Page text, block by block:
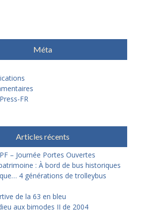
Méta
FR
Articles récents
– Journée Portes Ouvertes
: À bord de bus historiques
4 générations de trolleybus
de la 63 en bleu
aux bimodes II de 2004